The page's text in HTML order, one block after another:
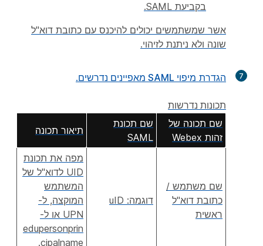
בקביעת SAML.
אשר שמשתמשים יכולים להיכנס עם כתובת דוא"ל
שונה ולא ניתנת לזיהוי.
7 הגדרת מיפוי SAML מאפיינים נדרשים .
תכונות נדרשות
שם תכונה של
זהות Webex
שם תכונת
SAML
תיאור תכונה
שם משתמש /
כתובת דוא"ל
ראשית
דוגמה: uID
מפה את תכונת
UID לדוא"ל של
המשתמש
המוקצה, ל-
UPN או ל-
edupersonprin
cipalname.